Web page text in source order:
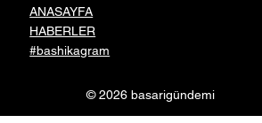
ANASAYFA
HABERLER
#bashikagram
© 2026 basarigündemi